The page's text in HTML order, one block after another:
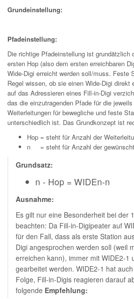
Grundeinstellung:
Pfadeinstellung:
Die richtige Pfadeinstellung ist grundätzlich
ersten Hop (also dem ersten erreichbaren
Wide-Digi erreicht werden soll/muss. Feste
Regel wissen, ob sie einen Wide-Digi direkt
auf das Adressieren eines Fill-in-Digi
das die einzutragenden Pfade für die
Weiterleitungen für bewegliche und feste
unterschiedlich ist. Das Grundkonzept ist
Hop = steht für Anzahl der
n = steht für Anzahl der
Grundsatz:
n - Hop = WIDEn-n
Ausnahme:
Es gilt nur eine Besonderheit bei der
beachten: Da Fill-in-Digipeater auf
für den Fall, dass als erste Station
Digi angesprochen werden soll (weil
erreichen kann), immer mit WIDE2-1
gearbeitet werden. WIDE2-1 hat
Folge, Fill-in-Digis reagieren darauf
folgende Empfehlung: